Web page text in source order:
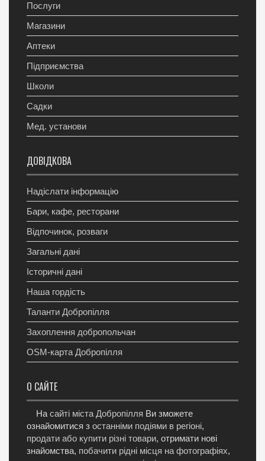
Послуги
Магазини
Аптеки
Підприємства
Школи
Садки
Мед. установи
ДОВІДКОВА
Надіслати інформацію
Бари, кафе, ресторани
Відпочинок, розваги
Загальні дані
Історичні дані
Наша гордість
Таланти Добропілля
Захоплення добропольчан
OSM-карта Добропілля
О САЙТЕ
На сайті міста Добропілля Ви зможете
ознайомитися з останніми подіями в регіоні,
продати або купити різні товари, отримати нові
знайомства, побачити рідні місця на фотографіях,